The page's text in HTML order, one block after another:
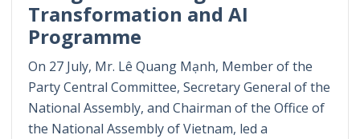
Transformation and AI
Programme
On 27 July, Mr. Lê Quang Mạnh, Member of the
Party Central Committee, Secretary General of the
National Assembly, and Chairman of the Office of
the National Assembly of Vietnam, led a